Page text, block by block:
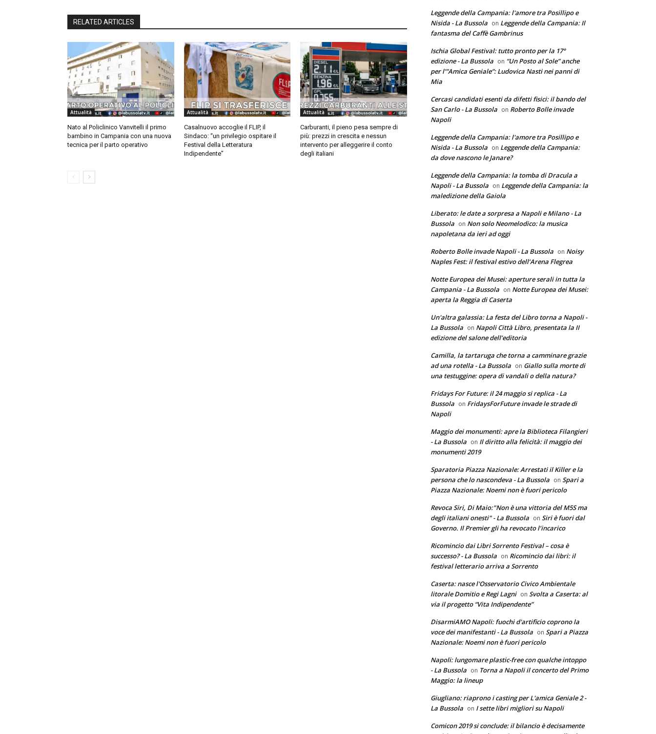
RELATED ARTICLES
Attualità
Nato al Policlinico Vanvitelli il primo
bambino in Campania con una nuova
tecnica per il parto operativo
Attualità
Casalnuovo accoglie il FLIP, il
Sindaco: “un privilegio ospitare il
Festival della Letteratura
Indipendente”
Attualità
Carburanti, il pieno pesa sempre di
più: prezzi in crescita e nessun
intervento per alleggerire il conto
degli italiani
Leggende della Campania: l'amore tra Posillipo e
Nisida - La Bussola on Leggende della Campania: Il
fantasma del Caffè Gambrinus
Ischia Global Festival: tutto pronto per la 17°
edizione - La Bussola on “Un Posto al Sole” anche
per l’”Amica Geniale”: Ludovica Nasti nei panni di
Mia
Cercasi candidati esenti da difetti fisici: il bando del
San Carlo - La Bussola on Roberto Bolle invade
Napoli
Leggende della Campania: l'amore tra Posillipo e
Nisida - La Bussola on Leggende della Campania:
da dove nascono le Janare?
Leggende della Campania: la tomba di Dracula a
Napoli - La Bussola on Leggende della Campania: la
maledizione della Gaiola
Liberato: le date a sorpresa a Napoli e Milano - La
Bussola on Non solo Neomelodico: la musica
napoletana da ieri ad oggi
Roberto Bolle invade Napoli - La Bussola on Noisy
Naples Fest: il festival estivo dell’Arena Flegrea
Notte Europea dei Musei: aperture serali in tutta la
Campania - La Bussola on Notte Europea dei Musei:
aperta la Reggia di Caserta
Un'altra galassia: La festa del Libro torna a Napoli -
La Bussola on Napoli Città Libro, presentata la II
edizione del salone dell’editoria
Camilla, la tartaruga che torna a camminare grazie
ad una rotella - La Bussola on Giallo sulla morte di
una testuggine: opera di vandali o della natura?
Fridays For Future: il 24 maggio si replica - La
Bussola on FridaysForFuture invade le strade di
Napoli
Maggio dei monumenti: apre la Biblioteca Filangieri
- La Bussola on Il diritto alla felicità: il maggio dei
monumenti 2019
Sparatoria Piazza Nazionale: Arrestati il Killer e la
persona che lo nascondeva - La Bussola on Spari a
Piazza Nazionale: Noemi non è fuori pericolo
Revoca Siri, Di Maio:"Non è una vittoria del M5S ma
degli italiani onesti" - La Bussola on Siri è fuori dal
Governo. Il Premier gli ha revocato l’incarico
Ricomincio dai Libri Sorrento Festival – cosa è
successo? - La Bussola on Ricomincio dai libri: il
festival letterario arriva a Sorrento
Caserta: nasce l'Osservatorio Civico Ambientale
litorale Domitio e Regi Lagni on Svolta a Caserta: al
via il progetto “Vita Indipendente”
DisarmiAMO Napoli: fuochi d'artificio coprono la
voce dei manifestanti - La Bussola on Spari a Piazza
Nazionale: Noemi non è fuori pericolo
Napoli: lungomare plastic-free con qualche intoppo
- La Bussola on Torna a Napoli il concerto del Primo
Maggio: la lineup
Giugliano: riaprono i casting per L'amica Geniale 2 -
La Bussola on I sette libri migliori su Napoli
Comicon 2019 si conclude: il bilancio è decisamente